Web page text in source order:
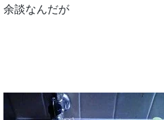
余談なんだが